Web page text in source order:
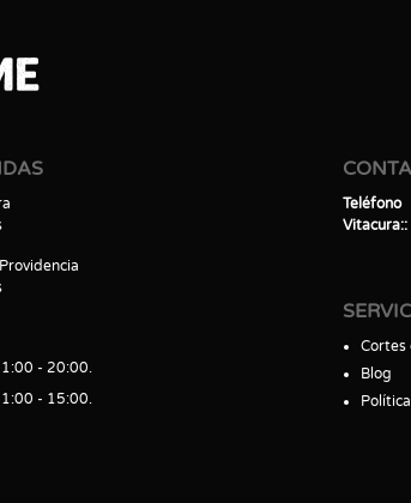
- 20:00
- 15:00
Teléfono
Vitacura:
Cortes
Blog